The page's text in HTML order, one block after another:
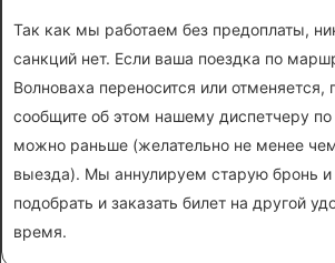
Так как мы работаем без предоплаты,
санкций нет. Если ваша поездка по
Волноваха переносится или отменяется,
сообщите об этом нашему диспетчеру по
можно раньше (желательно не менее
выезда). Мы аннулируем старую бронь
подобрать и заказать билет на другой
время.